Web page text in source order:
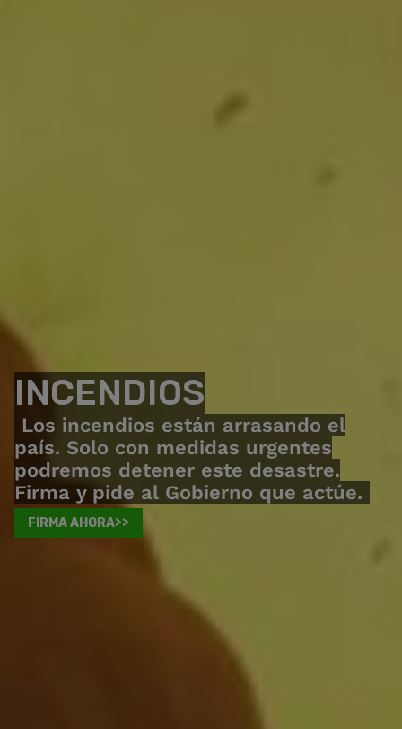
INCENDIOS
Los incendios están arrasando el
país. Solo con medidas urgentes
podremos detener este desastre.
Firma y pide al Gobierno que actúe.
FIRMA AHORA>>